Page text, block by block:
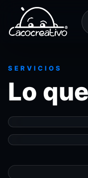
SERVICIOS
Lo